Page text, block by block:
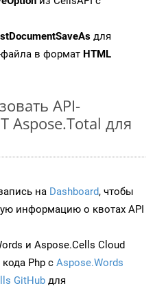
для
файла в формат HTML
API-
Aspose.Total для
на Dashboard, чтобы
информацию о квотах API
и Aspose.Cells Cloud
Php с Aspose.Words
GitHub для